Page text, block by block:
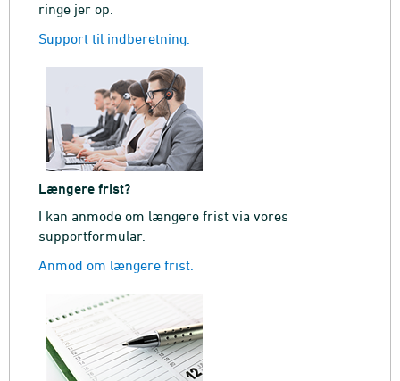
ringe jer op.
Support til indberetning.
Længere frist?
I kan anmode om længere frist via vores
supportformular.
Anmod om længere frist.